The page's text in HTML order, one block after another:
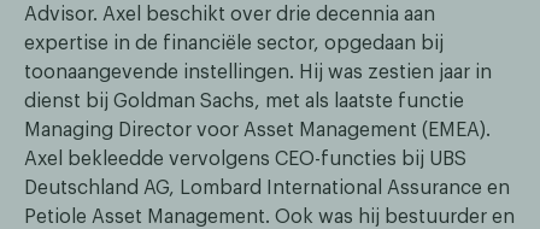
Advisor. Axel beschikt over drie decennia aan
expertise in de financiële sector, opgedaan bij
toonaangevende instellingen. Hij was zestien jaar in
dienst bij Goldman Sachs, met als laatste functie
Managing Director voor Asset Management (EMEA).
Axel bekleedde vervolgens CEO-functies bij UBS
Deutschland AG, Lombard International Assurance en
Petiole Asset Management. Ook was hij bestuurder en